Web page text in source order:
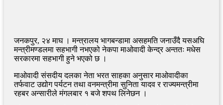
जनकपुर, २४ माघ । मन्त्रालय भागबन्डामा असहमति जनाउँदै यसअघि
मन्त्रीमण्डलमा सहभागी नभएको नेकपा माओवादी केन्द्र अन्ततः मधेस
सरकारमा सहभागी हुने भएको छ ।
माओवादी संसदीय दलका नेता भरत साहका अनुसार माओवादीका
तर्फवाट उद्योग पर्यटन तथा वनमन्त्रीमा सुनिता यादव र राज्यमन्त्रीमा
रहबर अन्सारीले मंगलबार १ बजे शपथ लिनेछन ।